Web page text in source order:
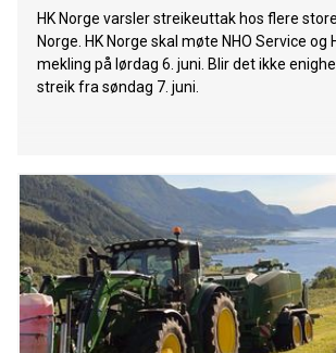
HK Norge varsler streikeuttak hos flere
Norge. HK Norge skal møte NHO Service og
mekling på lørdag 6. juni. Blir det ikke
streik fra søndag 7. juni.